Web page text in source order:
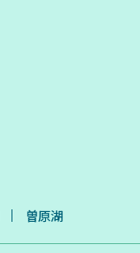
曽原湖